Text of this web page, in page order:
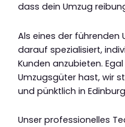
dass dein Umzug
Als eines der führenden
darauf spezialisiert,
Kunden anzubieten.
Umzugsgüter hast, wir
und pünktlich in
Unser professionelles